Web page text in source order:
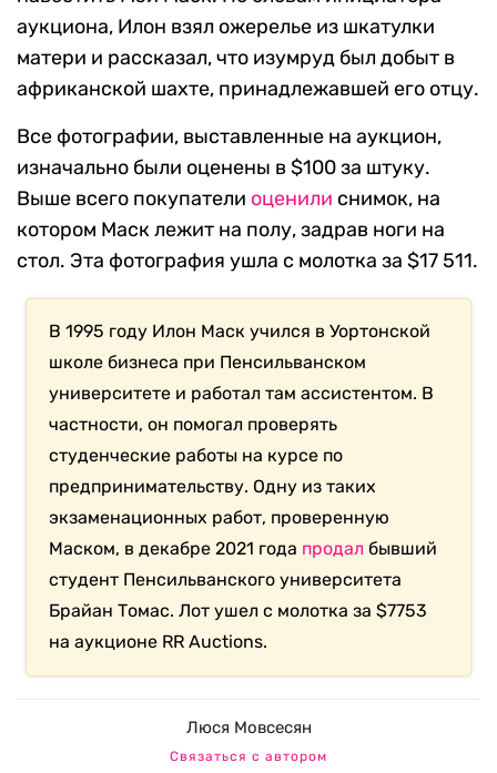
аукциона, Илон взял ожерелье из шкатулки
матери и рассказал, что изумруд был добыт в
африканской шахте, принадлежавшей его отцу.
Все фотографии, выставленные на аукцион,
изначально были оценены в $100 за штуку.
Выше всего покупатели оценили снимок, на
котором Маск лежит на полу, задрав ноги на
стол. Эта фотография ушла с молотка за $17 511.
В 1995 году Илон Маск учился в Уортонской
школе бизнеса при Пенсильванском
университете и работал там ассистентом. В
частности, он помогал проверять
студенческие работы на курсе по
предпринимательству. Одну из таких
экзаменационных работ, проверенную
Маском, в декабре 2021 года продал бывший
студент Пенсильванского университета
Брайан Томас. Лот ушел с молотка за $7753
на аукционе RR Auctions.
Люся Мовсесян
Связаться с автором